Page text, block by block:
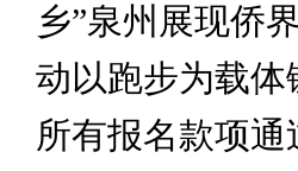
乡”泉州展现侨
动以跑步为载
所有报名款项通